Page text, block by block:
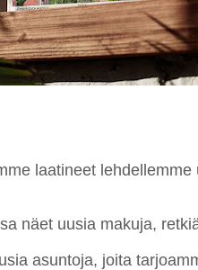
laatineet lehdellemme
näet uusia makuja,
asuntoja, joita